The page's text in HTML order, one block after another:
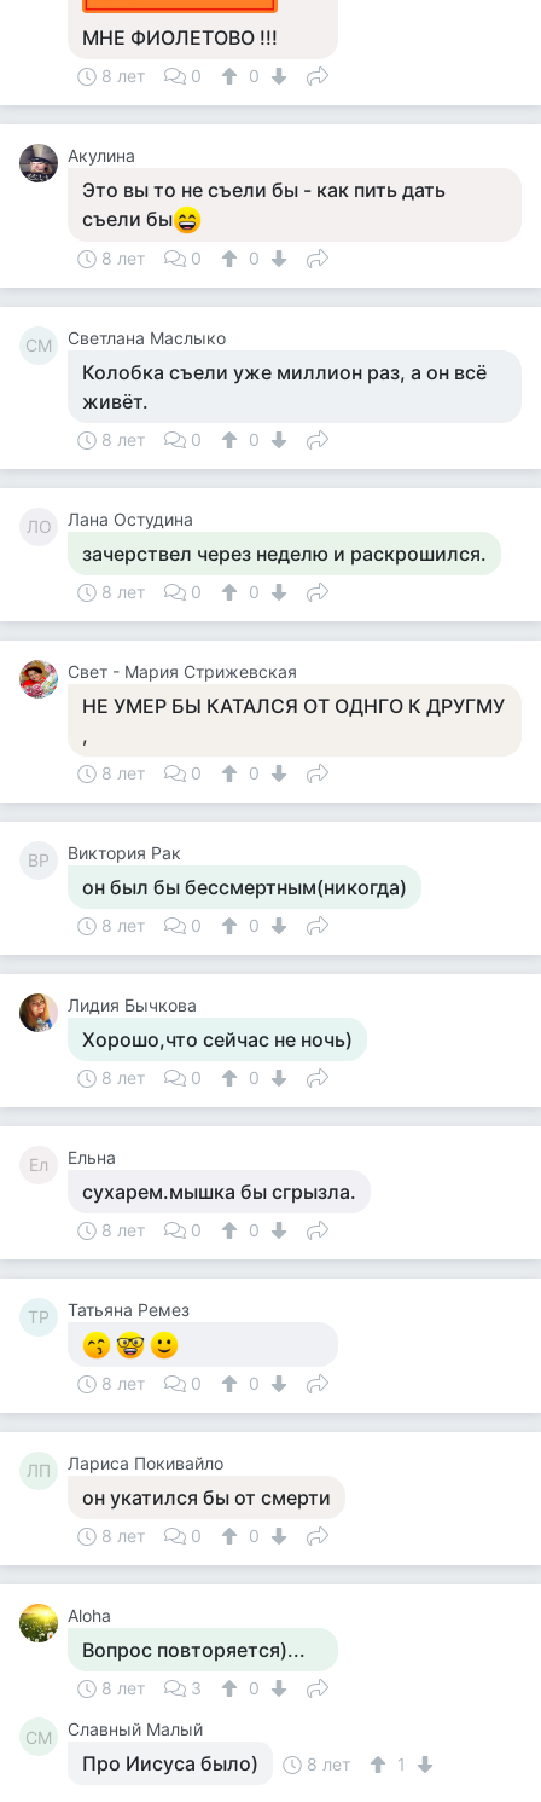
МНЕ ФИОЛЕТОВО !!!
8 лет 0 0
Акулина
Это вы то не съели бы - как пить дать
съели бы
8 лет 0 0
СМ Светлана Маслыко
Колобка съели уже миллион раз, а он всё
живёт.
8 лет 0 0
ЛО Лана Остудина
зачерствел через неделю и раскрошился.
8 лет 0 0
Свет - Мария Стрижевская
НЕ УМЕР БЫ КАТАЛСЯ ОТ ОДНГО К ДРУГМУ
,
8 лет 0 0
ВР Виктория Рак
он был бы бессмертным(никогда)
8 лет 0 0
Лидия Бычкова
Хорошо,что сейчас не ночь)
8 лет 0 0
Ел Ельна
сухарем.мышка бы сгрызла.
8 лет 0 0
ТР Татьяна Ремез
8 лет 0 0
ЛП Лариса Покивайло
он укатился бы от смерти
8 лет 0 0
Aloha
Вопрос повторяется)...
8 лет 3 0
СМ Славный Малый
Про Иисуса было) 8 лет 1